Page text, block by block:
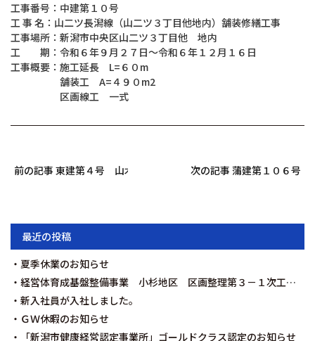
工事番号：中建第１０号
工 事 名：山二ツ長潟線（山二ツ３丁目他地内）舗装修繕工事
工事場所：新潟市中央区山二ツ３丁目他 地内
工 期：令和６年９月２７日～令和６年１２月１６日
工事概要：施工延長 L=６０m
舗装工 A=４９０m2
区画線工 一式
前の記事 東建第４号 山木戸津島屋線（上木戸３丁目地内）舗装修
次の記事 蒲建第１０６号
最近の投稿
夏季休業のお知らせ
経営体育成基盤整備事業 小杉地区 区画整理第３－１次工事を契約いたしました。
新入社員が入社しました。
ＧＷ休暇のお知らせ
「新潟市健康経営認定事業所」ゴールドクラス認定のお知らせ